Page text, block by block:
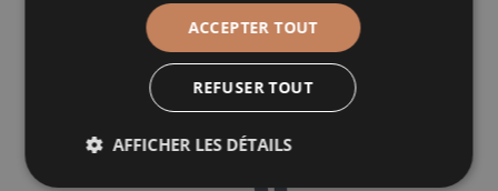
ACCEPTER TOUT
REFUSER TOUT
AFFICHER LES DÉTAILS